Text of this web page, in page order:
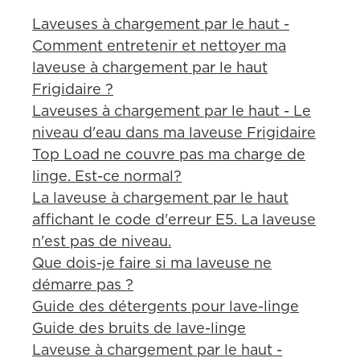
Laveuses à chargement par le haut -
Comment entretenir et nettoyer ma
laveuse à chargement par le haut
Frigidaire ?
Laveuses à chargement par le haut - Le
niveau d'eau dans ma laveuse Frigidaire
Top Load ne couvre pas ma charge de
linge. Est-ce normal?
La laveuse à chargement par le haut
affichant le code d'erreur E5. La laveuse
n'est pas de niveau.
Que dois-je faire si ma laveuse ne
démarre pas ?
Guide des détergents pour lave-linge
Guide des bruits de lave-linge
Laveuse à chargement par le haut -